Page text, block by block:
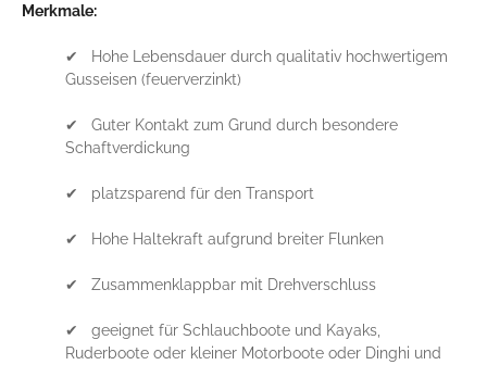
Merkmale:
✔ Hohe Lebensdauer durch qualitativ hochwertigem
Gusseisen (feuerverzinkt)
✔ Guter Kontakt zum Grund durch besondere
Schaftverdickung
✔ platzsparend für den Transport
✔ Hohe Haltekraft aufgrund breiter Flunken
✔ Zusammenklappbar mit Drehverschluss
✔ geeignet für Schlauchboote und Kayaks,
Ruderboote oder kleiner Motorboote oder Dinghi und